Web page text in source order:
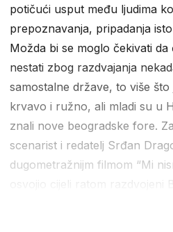
potičući usput među ljudima
prepoznavanja, pripadanja
Možda bi se moglo čekivati da
nestati zbog razdvajanja
samostalne države, to više što
krvavo i ružno, ali mladi su u
znali nove beogradske fore.
scenarist i redatelj Srđan
dugometražnijm filmom “Mi